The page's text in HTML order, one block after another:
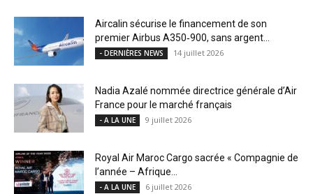
Aircalin sécurise le financement de son
premier Airbus A350‑900, sans argent...
- DERNIÈRES NEWS 14 juillet 2026
Nadia Azalé nommée directrice générale d’Air
France pour le marché français
- A LA UNE 9 juillet 2026
Royal Air Maroc Cargo sacrée « Compagnie de
l’année – Afrique...
- A LA UNE 6 juillet 2026